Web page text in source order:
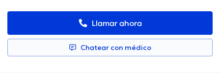
Llamar ahora
Chatear con médico